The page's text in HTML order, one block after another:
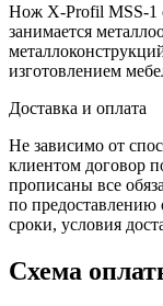
Нож X-Profil MSS-1
занимается
изготовлением
Доставка и оплата
Не зависимо от
клиентом договор
прописаны все
по предоставлению
сроки, условия
Схема